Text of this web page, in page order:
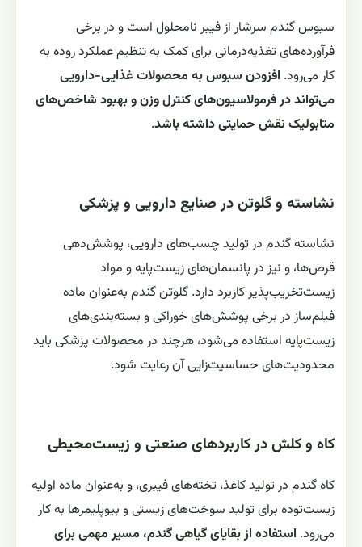
سبوس گندم سرشار از فیبر نامحلول است و در برخی
فرآورده‌های تغذیه‌درمانی برای کمک به تنظیم عملکرد روده به
کار می‌رود. افزودن سبوس به محصولات غذایی-دارویی
می‌تواند در فرمولاسیون‌های کنترل وزن و بهبود شاخص‌های
متابولیک نقش حمایتی داشته باشد.
نشاسته و گلوتن در صنایع دارویی و پزشکی
نشاسته گندم در تولید چسب‌های دارویی، پوشش‌دهی
قرص‌ها، و نیز در پانسمان‌های زیست‌پایه و مواد
زیست‌تخریب‌پذیر کاربرد دارد. گلوتن گندم به‌عنوان ماده
فیلم‌ساز در برخی پوشش‌های خوراکی و بسته‌بندی‌های
زیست‌پایه استفاده می‌شود، هرچند در محصولات پزشکی باید
محدودیت‌های حساسیت‌زایی آن رعایت شود.
کاه و کلش در کاربردهای صنعتی و زیست‌محیطی
کاه گندم در تولید کاغذ، تخته‌های فیبری، و به‌عنوان ماده اولیه
زیست‌توده برای تولید سوخت‌های زیستی و بیوپلیمرها به کار
می‌رود. استفاده از بقایای گیاهی گندم، مسیر مهمی برای